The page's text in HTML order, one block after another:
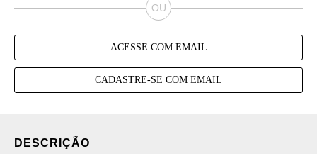
ACESSE COM EMAIL
CADASTRE-SE COM EMAIL
DESCRIÇÃO